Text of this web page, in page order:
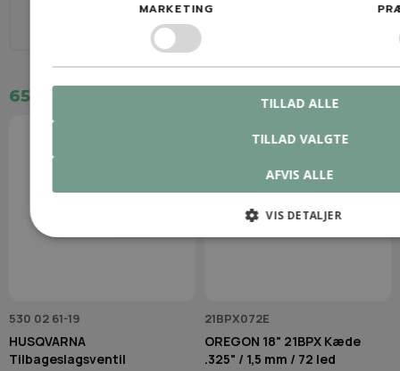
1,5 mm (0,058″)
659,00 kr. 350,00 kr.
530 02 61-19
HUSQVARNA
Tilbageslagsventil
21BPX072E
OREGON 18" 21BPX Kæde
.325" / 1,5 mm / 72 led
MARKETING
TILLAD VALGTE
TILLAD ALLE
AFVIS ALLE
VIS DETALJER